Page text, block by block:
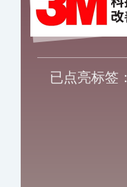
已点亮标签：